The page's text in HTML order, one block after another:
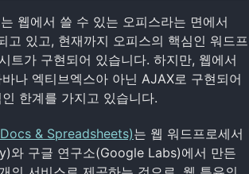
웹에서 쓸 수 있는 오피스라는 면에서
고 있고, 현재까지 오피스의 핵심인 워드프
트가 구현되어 있습니다. 하지만, 웹에서
나 엑티브엑스아 아닌 AJAX로 구현되어
한계를 가지고 있습니다.
& Spreadsheets)는 웹 워드프로세서
와 구글 연구소(Google Labs)에서 만든